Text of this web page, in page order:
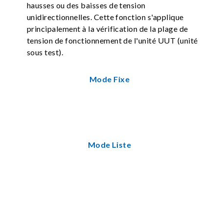
hausses ou des baisses de tension
unidirectionnelles. Cette fonction s'applique
principalement à la vérification de la plage de
tension de fonctionnement de l'unité UUT (unité
sous test).
Mode Fixe
Mode Liste